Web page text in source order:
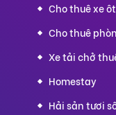
Cho thuê xe
Cho thuê
Xe tải chở
Homestay
Hải sản tươi